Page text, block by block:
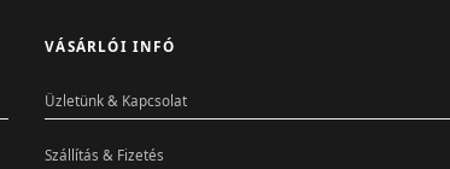
VÁSÁRLÓI INFÓ
Üzletünk & Kapcsolat
Szállítás & Fizetés